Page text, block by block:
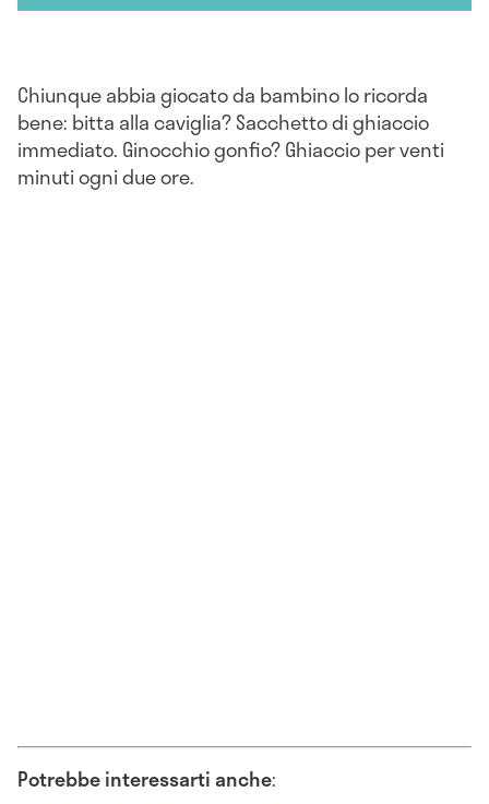
Chiunque abbia giocato da bambino lo ricorda
bene: bitta alla caviglia? Sacchetto di ghiaccio
immediato. Ginocchio gonfio? Ghiaccio per venti
minuti ogni due ore.
Potrebbe interessarti anche: